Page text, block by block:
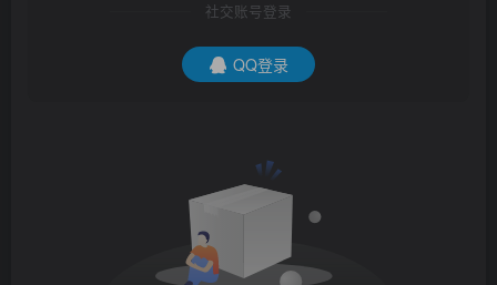
社交账号登录
QQ登录